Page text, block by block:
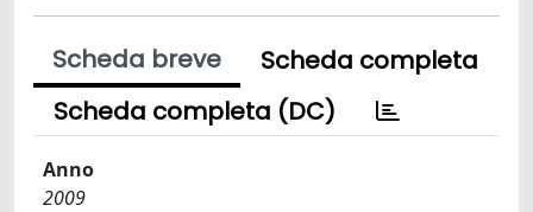
Scheda breve
Scheda completa
Scheda completa (DC)
Anno
2009